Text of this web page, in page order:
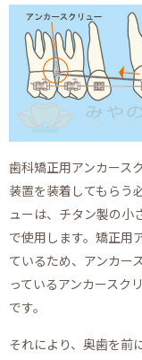
歯科矯正用アンカース
装置を装着してもらう
ューは、チタン製の小
で使用します。矯正用
ているため、アンカー
っているアンカースク
です。
それにより、奥歯を前